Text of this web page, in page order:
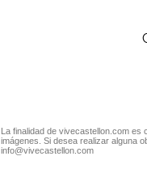
La finalidad de vivecastellon.com
imágenes. Si desea realizar alguna
info@vivecastellon.com